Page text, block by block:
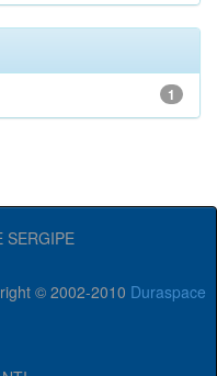
1
SERGIPE
© 2002-2010 Duraspace